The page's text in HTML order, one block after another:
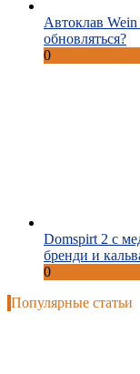
Автоклав
обновляться?
0
Domspirt 2 с
бренди и
0
Популярные статьи